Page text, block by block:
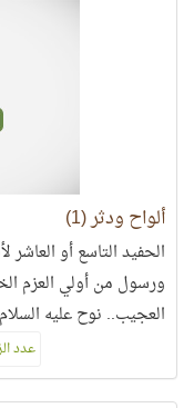
ألواح ودثر (1)
الحفيد التاسع أو العاشر
ورسول من أولي العزم
العجيب.. نوح عليه
عدد